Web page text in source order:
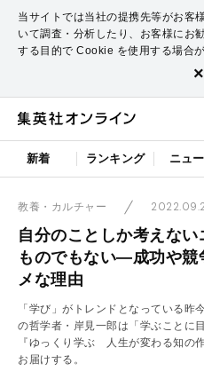
当サイトでは当社の提携先等がお客
いて調査・分析したり、お客様にお
する目的で Cookie を使用する場合が
×
新着 ランキング ニュ
教養・カルチャー
自分のことしか考えな
ものでもない―成功や競
メな理由
「学び」がトレンドとなっている
の哲学者・岸見一郎は「学ぶことに
『ゆっくり学ぶ 人生が変わる知の
お届けする。